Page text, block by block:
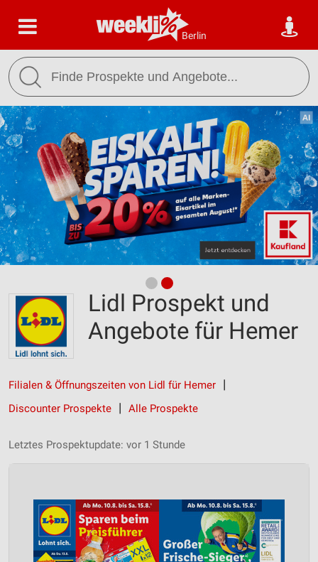
Berlin
Lidl Prospekt und
Angebote für Hemer
Filialen & Öffnungszeiten von Lidl für Hemer
Discounter Prospekte
Alle Prospekte
Letztes Prospektupdate: vor 1 Stunde